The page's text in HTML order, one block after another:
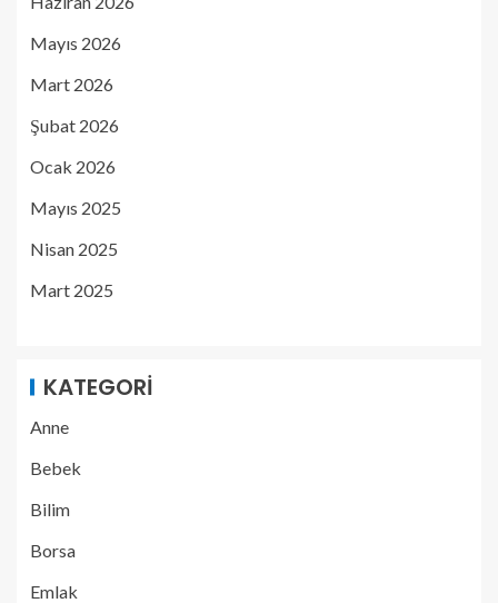
Mayıs 2026
Mart 2026
Şubat 2026
Ocak 2026
Mayıs 2025
Nisan 2025
Mart 2025
KATEGORI
Anne
Bebek
Bilim
Borsa
Emlak